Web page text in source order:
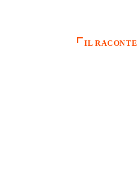
IL RACONTE